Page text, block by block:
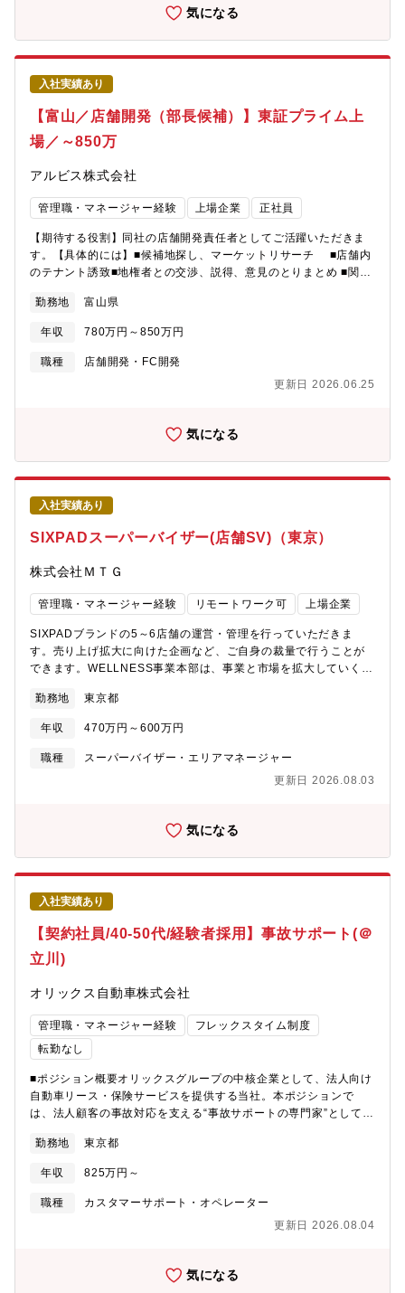
成・人事評価・組織づくり・チームビルディング■事業拡大・新規
益・人材・サービス品質を統括する事業責任者として活躍いただ
意しており、介護保険制度や事業内容を基礎から学べる環境で
す。業界経験よりも、多店舗マネジメント経験を重視していま
立した生活を送り続けられるよう支援する、社会的意義の高い事
ており、新店舗立ち上げや事業拡大にも主体的に携わることがで
ィブ制度を導入。担当エリアの拡大とともにキャリア・報酬の双
方を高められる環境です。
気になる
入社実績あり
【富山／店舗開発（部長候補）】東証プライム上
場／～850万
アルビス株式会社
管理職・マネージャー経験 上場企業 正社員
【期待する役割】同社の店舗開発責任者としてご活躍いただきま
す。【具体的には】■候補地探し、マーケットリサーチ ■店舗内
のテナント誘致■地権者との交渉、説得、意見のとりまとめ ■関連
折衝など
勤務地 富山県
年収 780万円～850万円
職種
店舗開発・FC開発
更新日 2026.06.25
気になる
入社実績あり
SIXPADスーパーバイザー(店舗SV)（東京）
株式会社ＭＴＧ
管理職・マネージャー経験 リモートワーク可 上場企業
SIXPADブランドの5～6店舗の運営・管理を行っていただきま
す。売り上げ拡大に向けた企画など、ご自身の裁量で行うことが
できます。WELLNESS事業本部は、事業と市場を拡大していくフ
川上から川下まで一気通貫している強みがございます。そのた
め、事業の意思決定のスピードの早さ、風通しの良さがあり、
様々なスキルを身につけ成長できる環境です。【具体的な業務内
容】・担当店舗の売上向上に向けた施策の検討や実行・新店舗の
での接客販売サポート（POPUP含む）・在庫・採算管理※出張も
後のキャリア】入社後、まずは店舗運営をお願いします。その
後、エリアマネージャーとしてキャリアを築くことや、取引のあ
る量販店の法人営業や直営店、百貨店などブランドショップ事業
の責任者など、営業の幅を広げていただく事も可能です。また、
マーケティング部署で新たな領域にチャレンジする事も可能で
す。ご自身の頑張りを正当に評価する環境のため、スキルアップ
をしたいお気持ちがある方にはマッチしやすい環境です。
勤務地 東京都
年収 470万円～600万円
職種
スーパーバイザー・エリアマネージャー
更新日 2026.08.03
気になる
入社実績あり
【契約社員/40-50代/経験者採用】事故サポート(＠
立川)
オリックス自動車株式会社
管理職・マネージャー経験
フレックスタイム制度
転勤なし
■ポジション概要オリックスグループの中核企業として、法人向け
自動車リース・保険サービスを提供する当社。本ポジションで
は、法人顧客の事故対応を支える“事故サポートの専門家”として、
ただきます。現場対応ではなく、専門性・判断力・調整力を活か
すデスクワーク中心の業務です。【職務内容】・事故受付後の進
捗管理、損害保険会社との連携・事故対応状況の確認および営業
部門へのフィードバック・営業部門・リスクコンサルティング部
ローの構築、説明会の実施・事故データの分析、事故分析レポー
成】セーフティーサービス部（損害保険代理店業務）全国で102名
が在籍し、同様の業務を行うメンバーと連携しながら業務を進め
勤務地 東京都
年収 825万円～
職種
カスタマーサポート・オペレーター
更新日 2026.08.04
気になる